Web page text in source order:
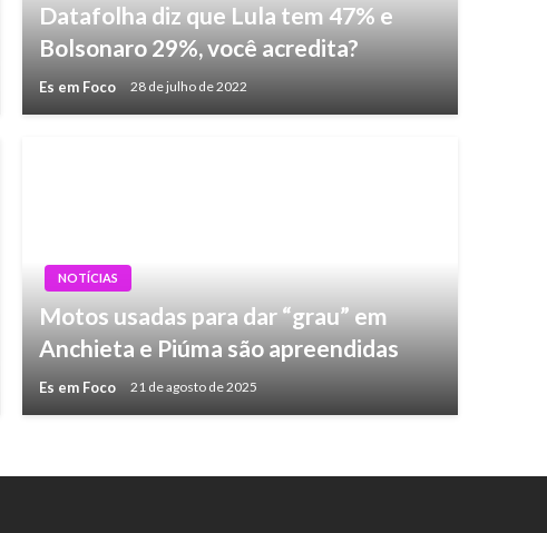
Datafolha diz que Lula tem 47% e
Bolsonaro 29%, você acredita?
Es em Foco 28 de julho de 2022
NOTÍCIAS
Motos usadas para dar “grau” em
Anchieta e Piúma são apreendidas
Es em Foco 21 de agosto de 2025